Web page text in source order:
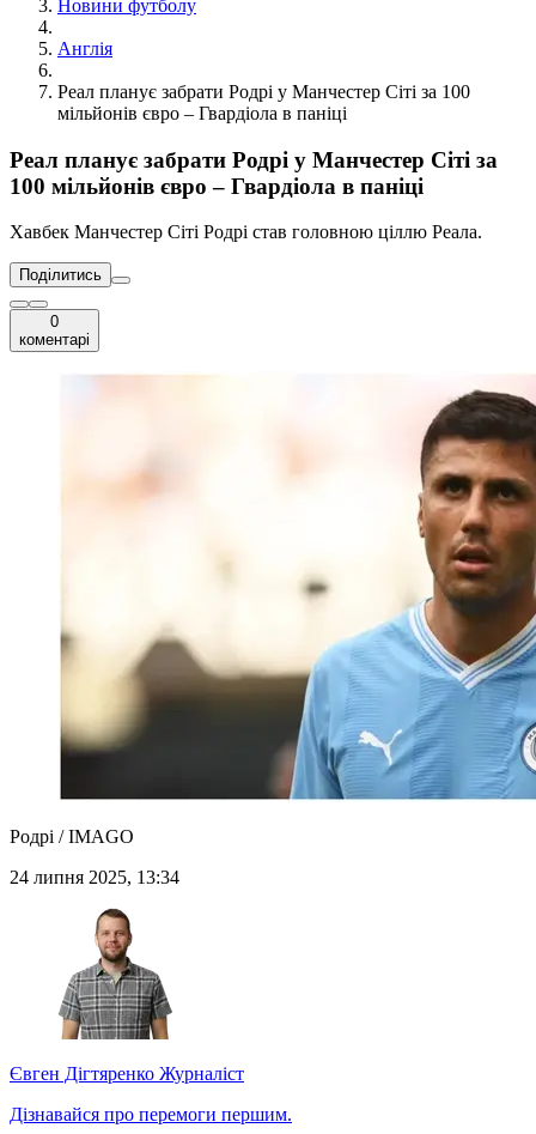
Новини футболу
Англія
Реал планує забрати Родрі у Манчестер Сіті за 100
мільйонів євро – Гвардіола в паніці
Реал планує забрати Родрі у Манчестер Сіті за
100 мільйонів євро – Гвардіола в паніці
Хавбек Манчестер Сіті Родрі став головною ціллю Реала.
Поділитись
0
коментарі
Родрі / IMAGO
24 липня 2025, 13:34
Євген Дігтяренко Журналіст
Дізнавайся про перемоги першим.